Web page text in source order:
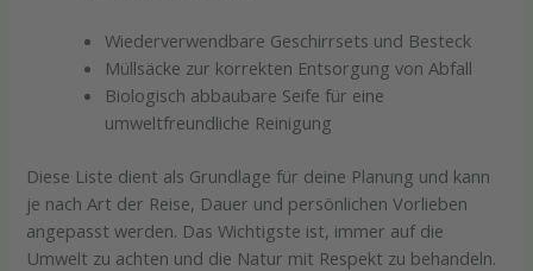
Wiederverwendbare Geschirrsets und Besteck
Müllsäcke zur korrekten Entsorgung von Abfall
Biologisch abbaubare Seife für eine
umweltfreundliche Reinigung
Diese Liste dient als Grundlage für deine Planung und kann
je nach Art der Reise, Dauer und persönlichen Vorlieben
angepasst werden. Das Wichtigste ist, immer auf die
Umwelt zu achten und die Natur mit Respekt zu behandeln.